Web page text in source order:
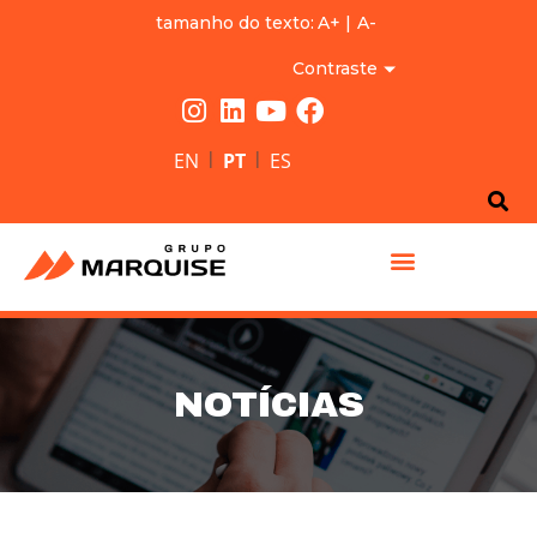
tamanho do texto: A+ | A-
Contraste
EN | PT | ES
NOTÍCIAS